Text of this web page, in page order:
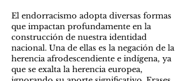
El endorracismo adopta diversas formas
que impactan profundamente en la
construcción de nuestra identidad
nacional. Una de ellas es la negación de la
herencia afrodescendiente e indígena, ya
que se exalta la herencia europea,